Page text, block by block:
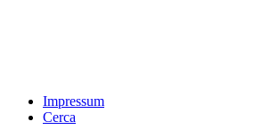
Impressum
Cerca